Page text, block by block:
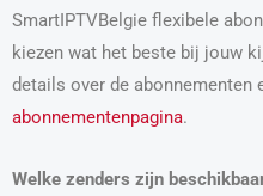
SmartIPTVBelgie flexibele
kiezen wat het beste bij jouw
details over de abonnementen
abonnementenpagina.
Welke zenders zijn